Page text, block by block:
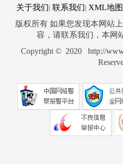
关于我们 联系我们 XML地图
版权所有 如果您发现本网站
容，请联系我们，本网
Copyright © 2020 http://